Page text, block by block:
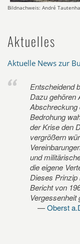
Bildnachweis: André
Aktuelles
Aktuelle News zur
Entscheidend
Dazu gehören
Abschreckung
Bedrohung
der Krise den
vergrößern
und
die eigene
Dieses Prinzip
Bericht von
Vergessenheit
Oberst